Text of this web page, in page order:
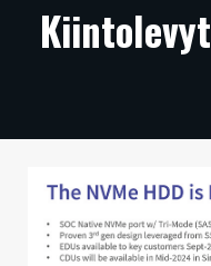
ARTIKKELIT
TECHBBS
TIETOA
HINTA.FI
Kiintolevyt